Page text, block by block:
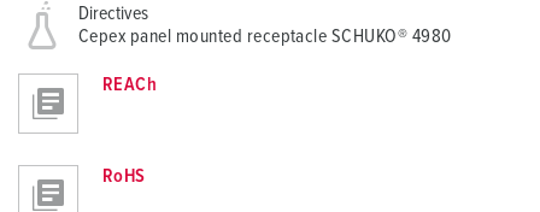
Directives
Cepex panel mounted receptacle SCHUKO® 4980
REACh
RoHS